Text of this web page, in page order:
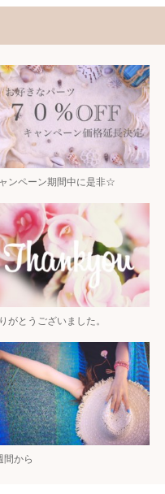
ンペーン期間中に是非☆
がとうございました。
間から